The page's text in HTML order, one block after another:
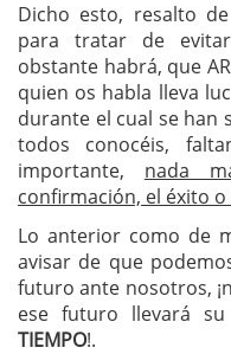
Dicho esto, resalto
para tratar de
obstante habrá, que
quien os habla lleva
durante el cual se han
todos conocéis,
importante, nada
confirmación, el éxito
Lo anterior como de
avisar de que
futuro ante nosotros,
ese futuro llevará
TIEMPO!.